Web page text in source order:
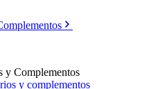
y Complementos
y complementos